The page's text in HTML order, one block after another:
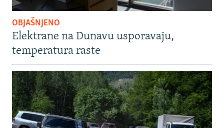
OBJAŠNJENO
Elektrane na Dunavu usporavaju,
temperatura raste